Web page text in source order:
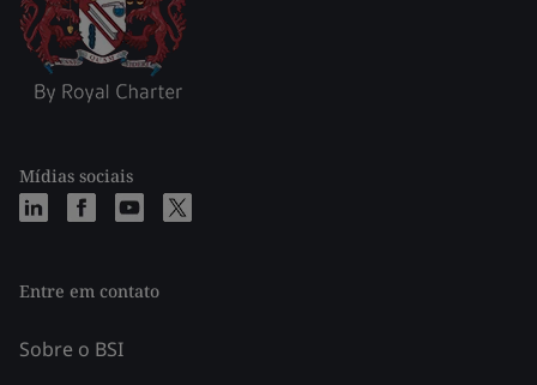
Mídias sociais
Entre em contato
Sobre o BSI